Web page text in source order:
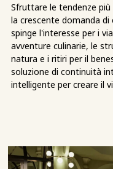
Sfruttare le tendenze
la crescente domanda di
spinge l'interesse per i
avventure culinarie, le
natura e i ritiri per il
soluzione di continuità
intelligente per creare il